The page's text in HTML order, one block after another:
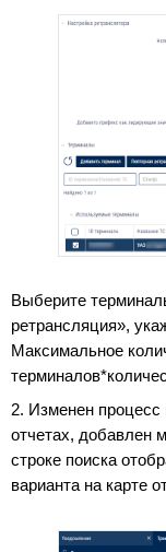
Выберите
ретрансляция»,
Максимальное
2. Изменен процесс
отчетах, добавлен
строке поиска
варианта на карте